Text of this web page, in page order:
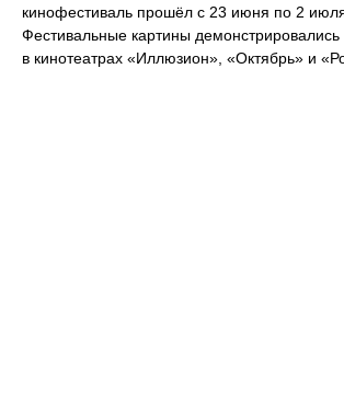
кинофестиваль прошёл с 23 июня по 2 июля
Фестивальные картины
в кинотеатрах «Иллюзион», «Октябрь» и